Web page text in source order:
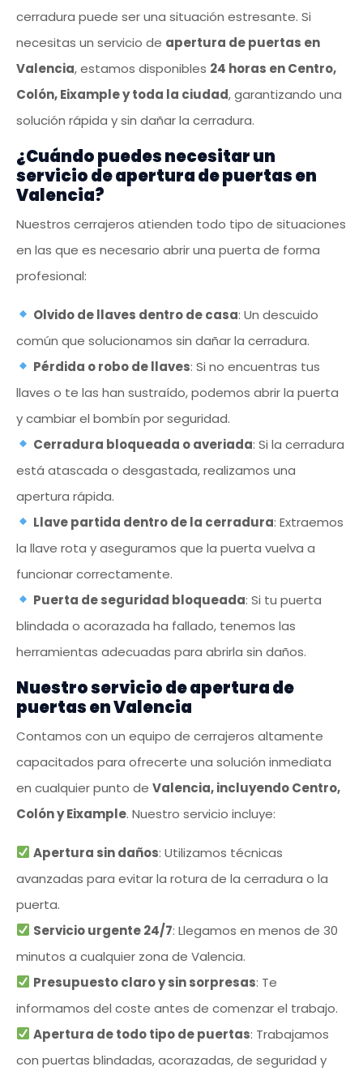
cerradura puede ser una situación estresante. Si
necesitas un servicio de apertura de puertas en
Valencia, estamos disponibles 24 horas en Centro,
Colón, Eixample y toda la ciudad, garantizando una
solución rápida y sin dañar la cerradura.
¿Cuándo puedes necesitar un
servicio de apertura de puertas en
Valencia?
Nuestros cerrajeros atienden todo tipo de situaciones
en las que es necesario abrir una puerta de forma
profesional:
Olvido de llaves dentro de casa: Un descuido
común que solucionamos sin dañar la cerradura.
Pérdida o robo de llaves: Si no encuentras tus
llaves o te las han sustraído, podemos abrir la puerta
y cambiar el bombín por seguridad.
Cerradura bloqueada o averiada: Si la cerradura
está atascada o desgastada, realizamos una
apertura rápida.
Llave partida dentro de la cerradura: Extraemos
la llave rota y aseguramos que la puerta vuelva a
funcionar correctamente.
Puerta de seguridad bloqueada: Si tu puerta
blindada o acorazada ha fallado, tenemos las
herramientas adecuadas para abrirla sin daños.
Nuestro servicio de apertura de
puertas en Valencia
Contamos con un equipo de cerrajeros altamente
capacitados para ofrecerte una solución inmediata
en cualquier punto de Valencia, incluyendo Centro,
Colón y Eixample. Nuestro servicio incluye:
Apertura sin daños: Utilizamos técnicas
avanzadas para evitar la rotura de la cerradura o la
puerta.
Servicio urgente 24/7: Llegamos en menos de 30
minutos a cualquier zona de Valencia.
Presupuesto claro y sin sorpresas: Te
informamos del coste antes de comenzar el trabajo.
Apertura de todo tipo de puertas: Trabajamos
con puertas blindadas, acorazadas, de seguridad y